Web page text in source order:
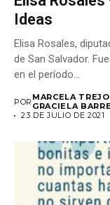
Ideas
Elisa Rosales,
de San Salvador.
en el período...
POR MARCELA
GRACIELA
23 DE JULIO DE 2021